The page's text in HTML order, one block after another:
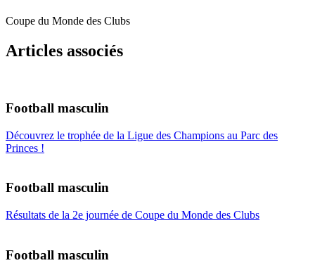
Coupe du Monde des Clubs
Articles associés
Football masculin
Découvrez le trophée de la Ligue des Champions au Parc des
Princes !
Football masculin
Résultats de la 2e journée de Coupe du Monde des Clubs
Football masculin